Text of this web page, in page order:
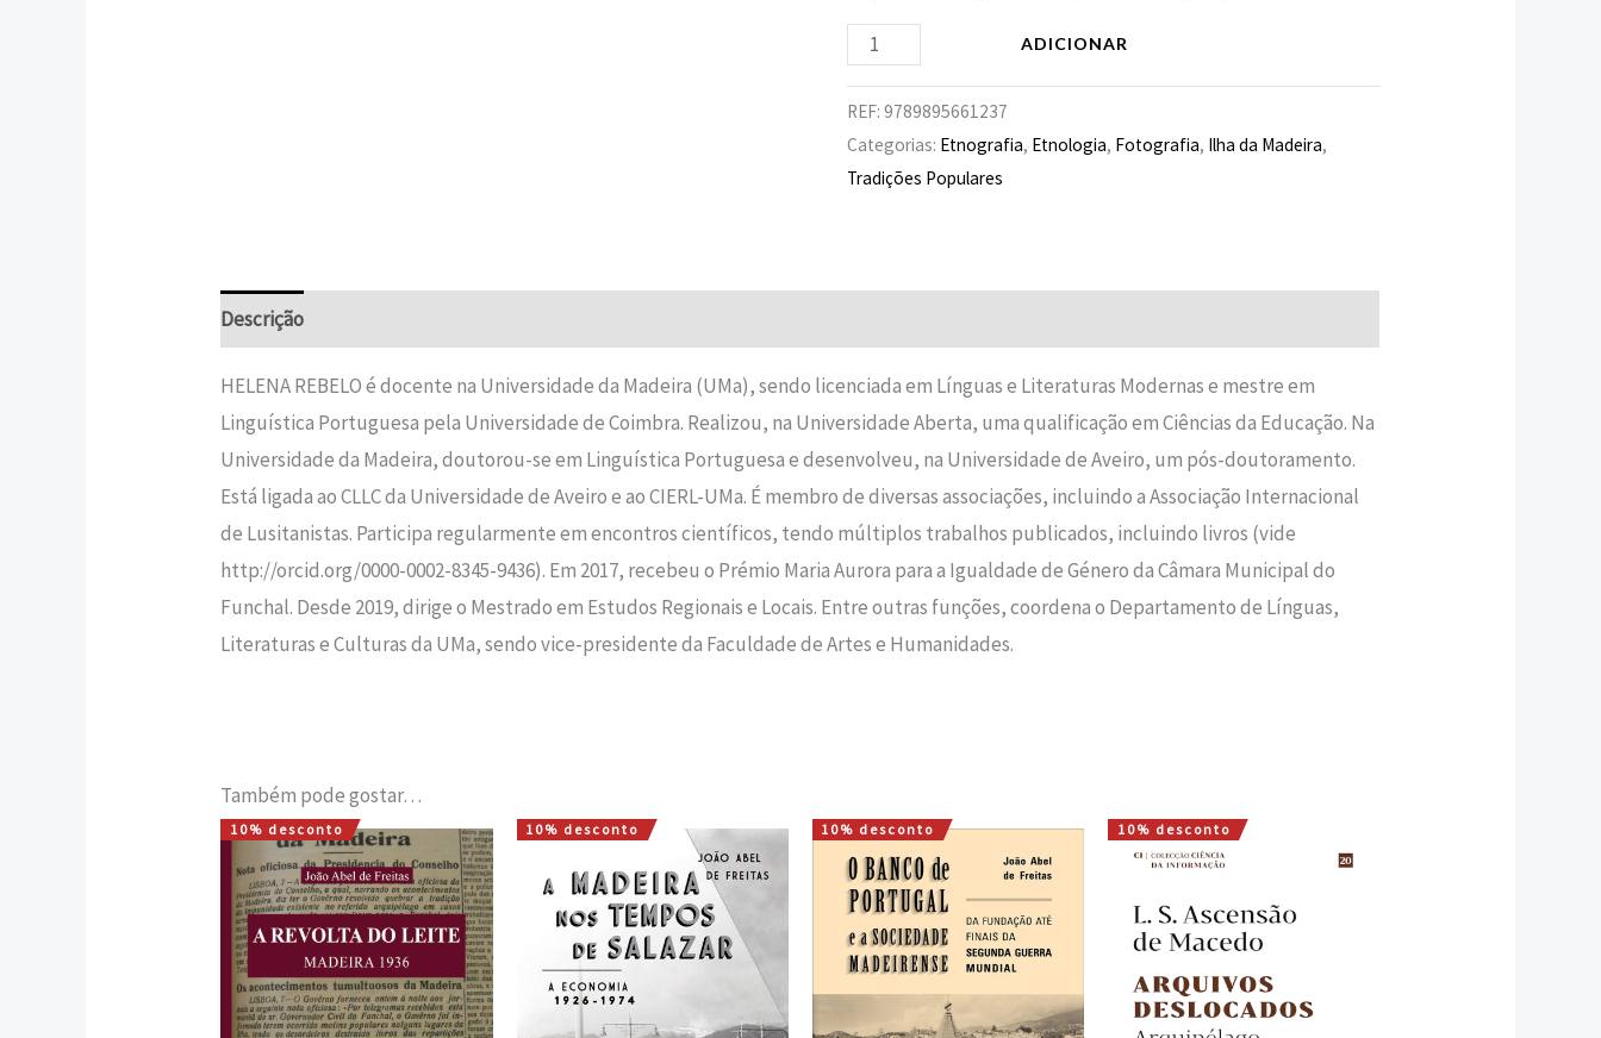
ADICIONAR
REF: 9789895661237
Categorias: Etnografia, Etnologia, Fotografia, Ilha da Madeira,
Tradições Populares
Descrição
HELENA REBELO é docente na Universidade da Madeira (UMa), sendo licenciada em Línguas e Literaturas Modernas e mestre em
Linguística Portuguesa pela Universidade de Coimbra. Realizou, na Universidade Aberta, uma qualificação em Ciências da Educação. Na
Universidade da Madeira, doutorou-se em Linguística Portuguesa e desenvolveu, na Universidade de Aveiro, um pós-doutoramento.
Está ligada ao CLLC da Universidade de Aveiro e ao CIERL-UMa. É membro de diversas associações, incluindo a Associação Internacional
de Lusitanistas. Participa regularmente em encontros científicos, tendo múltiplos trabalhos publicados, incluindo livros (vide
http://orcid.org/0000-0002-8345-9436). Em 2017, recebeu o Prémio Maria Aurora para a Igualdade de Género da Câmara Municipal do
Funchal. Desde 2019, dirige o Mestrado em Estudos Regionais e Locais. Entre outras funções, coordena o Departamento de Línguas,
Literaturas e Culturas da UMa, sendo vice-presidente da Faculdade de Artes e Humanidades.
Também pode gostar…
10% desconto
O
preço
original
era:
15,00 €.
O
preço
atual
é:
13,50 €.
10% desconto
O
original
era:
15,00 €.
O
atual
é:
13,50 €.
10% desconto
O
preço
original
era:
15,00 €.
O
preço
atual
é:
13,50 €.
10% desconto
O
preço
era:
20,00 €.
O
preço
é:
18,00 €.